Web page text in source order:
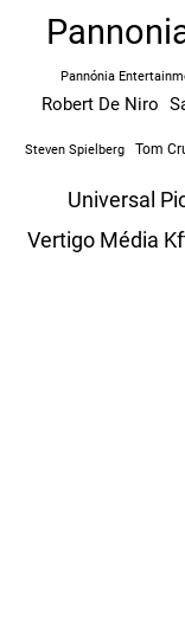
Pannónia
Robert De Niro
Steven Spielberg Tom
Universal
Vertigo Média